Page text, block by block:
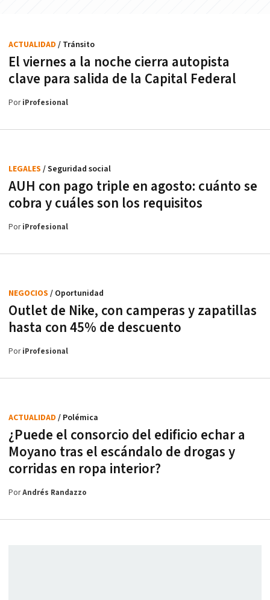
El viernes a la noche cierra autopista
clave para salida de la Capital Federal
ACTUALIDAD / Tránsito
PoriProfesional
AUH con pago triple en agosto: cuánto se
cobra y cuáles son los requisitos
LEGALES / Seguridad social
PoriProfesional
Outlet de Nike, con camperas y zapatillas
hasta con 45% de descuento
NEGOCIOS / Oportunidad
PoriProfesional
¿Puede el consorcio del edificio echar a
Moyano tras el escándalo de drogas y
corridas en ropa interior?
ACTUALIDAD / Polémica
PorAndrés Randazzo